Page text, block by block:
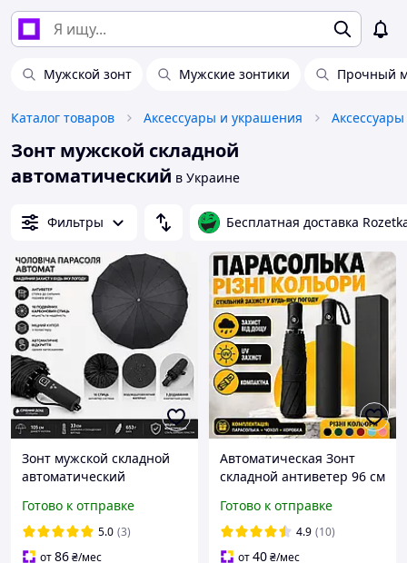
Мужской зонт Мужские зонтики Прочный
Каталог товаров Аксессуары и украшения Аксессуары
Зонт мужской складной
автоматический в Украине
Фильтры Бесплатная доставка
Зонт мужской складной
автоматический
спиц карбон усилен от
ветра
Готово к отправке
5.0 (3)
от86₴/мес
Автоматическая Зонт
складной антиветер 96 см
каркас, мужская, женская,
зонтик женский мужской
Готово к отправке
4.9 (10)
от40₴/мес